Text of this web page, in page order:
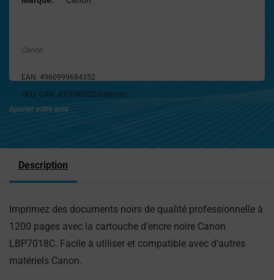
Canon
EAN: 4960999684352
SKU: CAN_4370B002Catégories: ,
Ajouter votre avis
Description
Imprimez des documents noirs de qualité professionnelle à
1200 pages avec la cartouche d’encre noire Canon
LBP7018C. Facile à utiliser et compatible avec d’autres
matériels Canon.